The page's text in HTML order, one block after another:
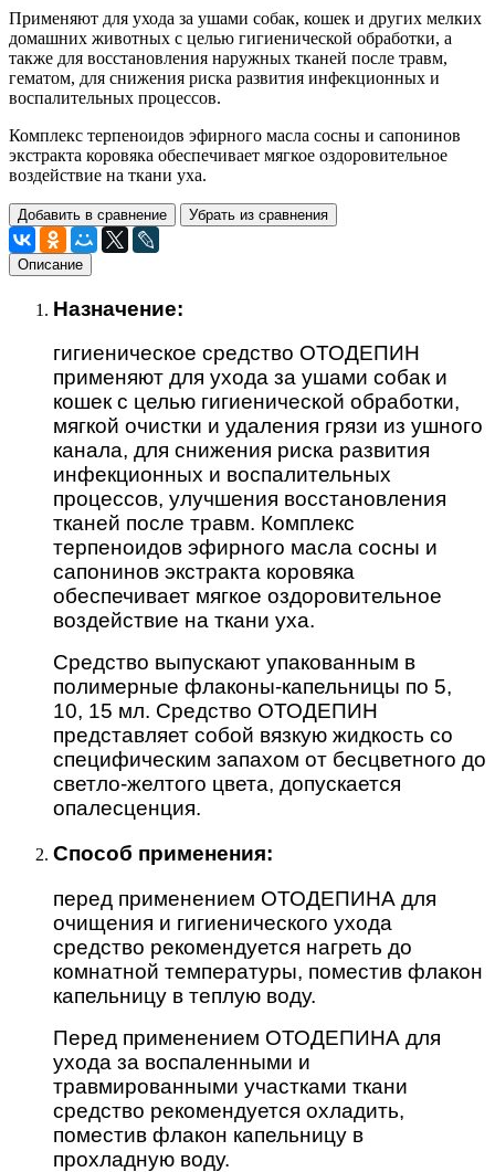
Применяют для ухода за ушами собак, кошек и других мелких
домашних животных с целью гигиенической обработки, а
также для восстановления наружных тканей после травм,
гематом, для снижения риска развития инфекционных и
воспалительных процессов.
Комплекс терпеноидов эфирного масла сосны и сапонинов
экстракта коровяка обеспечивает мягкое оздоровительное
воздействие на ткани уха.
Добавить в сравнение Убрать из сравнения
Описание
Назначение:
гигиеническое средство ОТОДЕПИН
применяют для ухода за ушами собак и
кошек с целью гигиенической обработки,
мягкой очистки и удаления грязи из ушного
канала, для снижения риска развития
инфекционных и воспалительных
процессов, улучшения восстановления
тканей после травм. Комплекс
терпеноидов эфирного масла сосны и
сапонинов экстракта коровяка
обеспечивает мягкое оздоровительное
воздействие на ткани уха.
Средство выпускают упакованным в
полимерные флаконы-капельницы по 5,
10, 15 мл. Средство ОТОДЕПИН
представляет собой вязкую жидкость со
специфическим запахом от бесцветного до
светло-желтого цвета, допускается
опалесценция.
Способ применения:
перед применением ОТОДЕПИНА для
очищения и гигиенического ухода
средство рекомендуется нагреть до
комнатной температуры, поместив флакон
капельницу в теплую воду.
Перед применением ОТОДЕПИНА для
ухода за воспаленными и
травмированными участками ткани
средство рекомендуется охладить,
поместив флакон капельницу в
прохладную воду.